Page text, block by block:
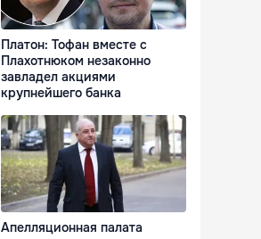
Платон: Тофан вместе с
Плахотнюком незаконно
завладел акциями
крупнейшего банка
Апелляционная палата